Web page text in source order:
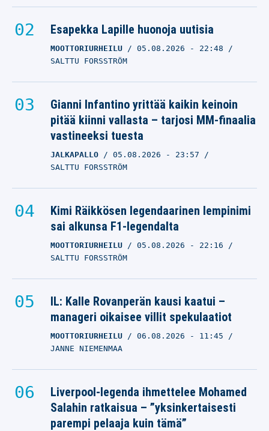
Esapekka Lapille huonoja uutisia
MOOTTORIURHEILU 05.08.2026 - 22:48
SALTTU FORSSTRÖM
Gianni Infantino yrittää kaikin keinoin
pitää kiinni vallasta – tarjosi MM-finaalia
vastineeksi tuesta
JALKAPALLO 05.08.2026 - 23:57
SALTTU FORSSTRÖM
Kimi Räikkösen legendaarinen lempinimi
sai alkunsa F1-legendalta
MOOTTORIURHEILU 05.08.2026 - 22:16
SALTTU FORSSTRÖM
IL: Kalle Rovanperän kausi kaatui –
manageri oikaisee villit spekulaatiot
MOOTTORIURHEILU 06.08.2026 - 11:45
JANNE NIEMENMAA
Liverpool-legenda ihmettelee Mohamed
Salahin ratkaisua – ”yksinkertaisesti
parempi pelaaja kuin tämä”